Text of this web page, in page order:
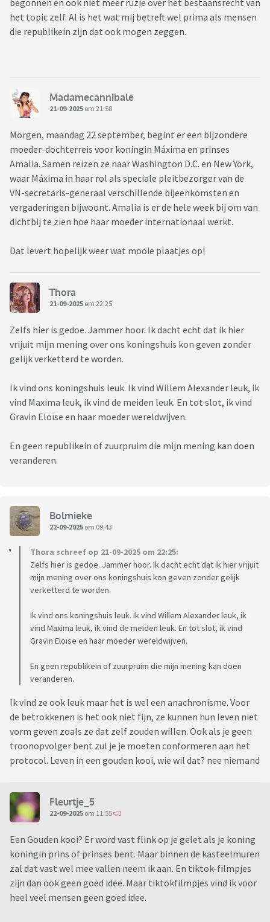
begonnen en ook niet meer ruzie over het bestaansrecht van
het topic zelf. Al is het wat mij betreft wel prima als mensen
die republikein zijn dat ook mogen zeggen.
Madamecannibale
21-09-2025 om 21:58
Morgen, maandag 22 september, begint er een bijzondere
moeder-dochterreis voor koningin Máxima en prinses
Amalia. Samen reizen ze naar Washington D.C. en New York,
waar Máxima in haar rol als speciale pleitbezorger van de
VN-secretaris-generaal verschillende bijeenkomsten en
vergaderingen bijwoont. Amalia is er de hele week bij om van
dichtbij te zien hoe haar moeder internationaal werkt.
Dat levert hopelijk weer wat mooie plaatjes op!
Thora
21-09-2025 om 22:25
Zelfs hier is gedoe. Jammer hoor. Ik dacht echt dat ik hier
vrijuit mijn mening over ons koningshuis kon geven zonder
gelijk verketterd te worden.
Ik vind ons koningshuis leuk. Ik vind Willem Alexander leuk, ik
vind Maxima leuk, ik vind de meiden leuk. En tot slot, ik vind
Gravin Eloïse en haar moeder wereldwijven.
En geen republikein of zuurpruim die mijn mening kan doen
veranderen.
Bolmieke
22-09-2025 om 09:43
Thora schreef op 21-09-2025 om 22:25:
Zelfs hier is gedoe. Jammer hoor. Ik dacht echt dat ik hier vrijuit
mijn mening over ons koningshuis kon geven zonder gelijk
verketterd te worden.
Ik vind ons koningshuis leuk. Ik vind Willem Alexander leuk, ik
vind Maxima leuk, ik vind de meiden leuk. En tot slot, ik vind
Gravin Eloïse en haar moeder wereldwijven.
En geen republikein of zuurpruim die mijn mening kan doen
veranderen.
Ik vind ze ook leuk maar het is wel een anachronisme. Voor
de betrokkenen is het ook niet fijn, ze kunnen hun leven niet
vorm geven zoals ze dat zelf zouden willen. Ook als je geen
troonopvolger bent zul je je moeten conformeren aan het
protocol. Leven in een gouden kooi, wie wil dat? nee niemand
Fleurtje_5
22-09-2025 om 11:55
Een Gouden kooi? Er word vast flink op je gelet als je koning
koningin prins of prinses bent. Maar binnen de kasteelmuren
zal dat vast wel mee vallen neem ik aan. En tiktok-filmpjes
zijn dan ook geen goed idee. Maar tiktokfilmpjes vind ik voor
heel veel mensen geen goed idee.